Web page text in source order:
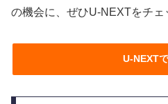
の機会に、ぜひU-NEXTをチェ
U-NEXT